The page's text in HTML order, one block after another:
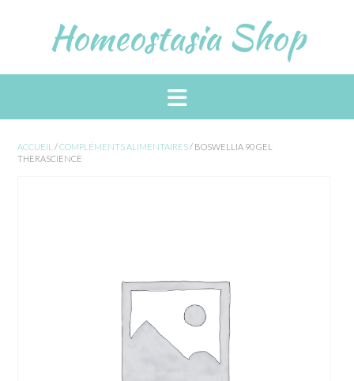
Homeostasia Shop
ACCUEIL /COMPLÉMENTS ALIMENTAIRES/ BOSWELLIA 90 GEL
THERASCIENCE